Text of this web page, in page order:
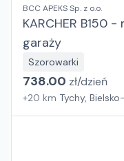
BCC APEKS Sp. z o.o.
KARCHER B150
garaży
Szorowarki
738.00 zł/dzień
+20 km Tychy,